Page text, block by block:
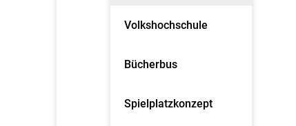
Volkshochschule
Bücherbus
Spielplatzkonzept